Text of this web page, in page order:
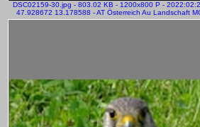
DSC02159-30.jpg - 803.02 KB - 1200x800 P -
47.928672 13.178588 - AT Österreich Au Landschaft